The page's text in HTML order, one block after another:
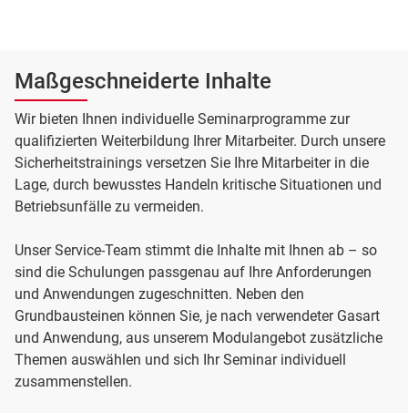
Maßgeschneiderte Inhalte
Wir bieten Ihnen individuelle Seminarprogramme zur
qualifizierten Weiterbildung Ihrer Mitarbeiter. Durch unsere
Sicherheitstrainings versetzen Sie Ihre Mitarbeiter in die
Lage, durch bewusstes Handeln kritische Situationen und
Betriebsunfälle zu vermeiden.
Unser Service-Team stimmt die Inhalte mit Ihnen ab – so
sind die Schulungen passgenau auf Ihre Anforderungen
und Anwendungen zugeschnitten. Neben den
Grundbausteinen können Sie, je nach verwendeter Gasart
und Anwendung, aus unserem Modulangebot zusätzliche
Themen auswählen und sich Ihr Seminar individuell
zusammenstellen.